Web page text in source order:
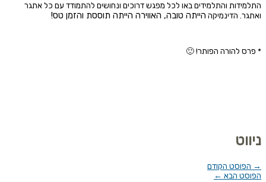
התלמידות והתלמידים באו לכל מפגש דרוכים ונחושים להתמודד עם כל אתגר
ואתגר. הדינמיקה הייתה טובה, האווירה הייתה תוססת והזמן טס!
* פרס להורה הפותר! 🙂
ניווט
→ הפוסט הקודם
הפוסט הבא ←